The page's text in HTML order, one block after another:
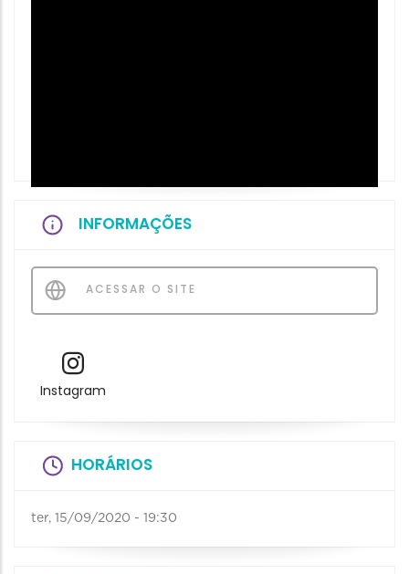
INFORMAÇÕES
ACESSAR O SITE
Instagram
HORÁRIOS
ter, 15/09/2020 - 19:30